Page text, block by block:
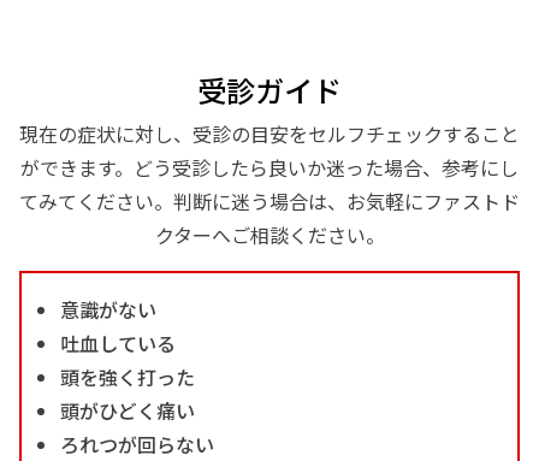
受診ガイド
現在の症状に対し、受診の目安をセルフチェックすること
ができます。どう受診したら良いか迷った場合、参考にし
てみてください。判断に迷う場合は、お気軽にファストド
クターへご相談ください。
意識がない
吐血している
頭を強く打った
頭がひどく痛い
ろれつが回らない